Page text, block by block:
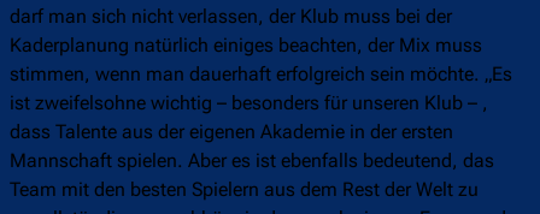
darf man sich nicht verlassen, der Klub muss bei der
Kaderplanung natürlich einiges beachten, der Mix muss
stimmen, wenn man dauerhaft erfolgreich sein möchte. „Es
ist zweifelsohne wichtig – besonders für unseren Klub – ,
dass Talente aus der eigenen Akademie in der ersten
Mannschaft spielen. Aber es ist ebenfalls bedeutend, das
Team mit den besten Spielern aus dem Rest der Welt zu